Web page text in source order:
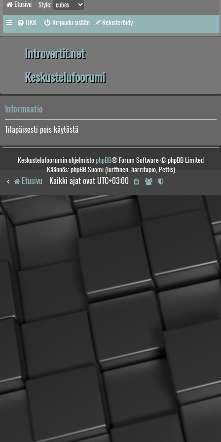
Etusivu Style:
UKK Kirjaudu sisään Rekisteröidy
Introvertit.net
Keskustelufoorumi
Informaatio
Tilapäisesti pois käytöstä
Keskustelufoorumin ohjelmistophpBB® Forum Software © phpBB Limited
Käännös: phpBB Suomi (lurttinen, harritapio, Pettis)
Etusivu Kaikki ajat ovat UTC+03:00